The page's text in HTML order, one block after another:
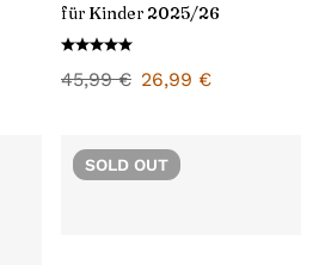
für Kinder 2025/26
45,99€ 26,99 €
SOLD OUT